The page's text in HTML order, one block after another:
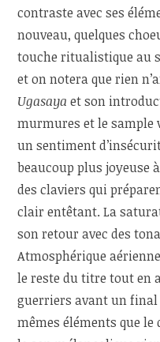
contraste avec ses
nouveau, quelques
touche ritualistique au
et on notera que rien
Ugasaya et son
murmures et le sample
un sentiment
beaucoup plus joyeuse
des claviers qui
clair entêtant. La
son retour avec des
Atmosphérique
le reste du titre tout en
guerriers avant un
mêmes éléments que